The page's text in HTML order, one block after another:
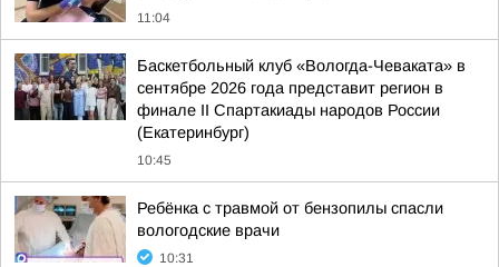
11:04
Баскетбольный клуб «Вологда-Чеваката» в
сентябре 2026 года представит регион в
финале II Спартакиады народов России
(Екатеринбург)
10:45
Ребёнка с травмой от бензопилы спасли
вологодские врачи
10:31